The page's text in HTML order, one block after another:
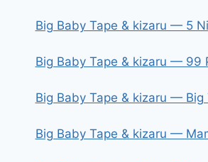
Big Baby Tape & kizaru — 5
Big Baby Tape & kizaru — 99
Big Baby Tape & kizaru — Big
Big Baby Tape & kizaru —